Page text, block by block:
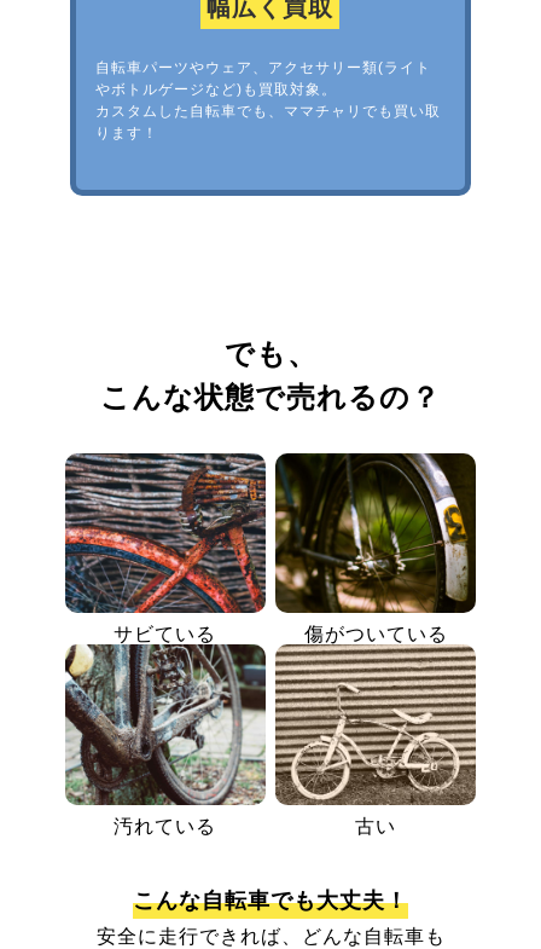
幅広く買取
自転車パーツやウェア、アクセサリー類(ライト
やボトルゲージなど)も買取対象。
カスタムした自転車でも、ママチャリでも買い取
ります！
でも、
こんな状態で売れるの？
サビている 傷がついている
汚れている 古い
こんな自転車でも大丈夫！
安全に走行できれば、どんな自転車も